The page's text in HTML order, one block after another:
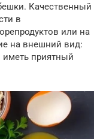
Качественный
в
или на
на внешний вид:
приятный